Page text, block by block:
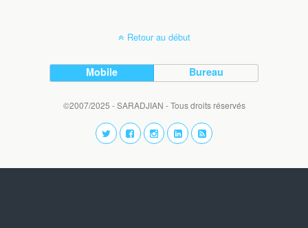
Retour au début
Mobile Bureau
©2007/2025 - SARADJIAN - Tous droits réservés